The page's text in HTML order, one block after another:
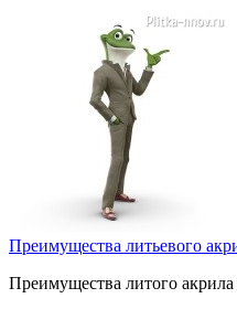
Преимущества литьевого
Преимущества литого акрила